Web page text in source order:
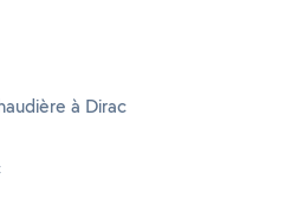
à Dirac